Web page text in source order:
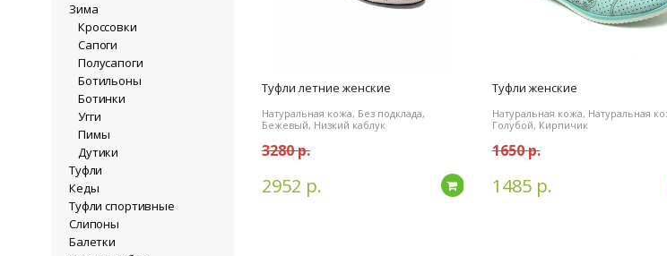
Зима
Кроссовки
Сапоги
Полусапоги
Ботильоны
Ботинки
Угги
Пимы
Дутики
Туфли
Кеды
Туфли спортивные
Слипоны
Балетки
Туфли летние женские
Натуральная кожа, Без подклада,
Бежевый, Низкий каблук
3280 р.
2952 р. Подробнее
Туфли женские
Натуральная кожа, Натуральная
Голубой, Кирпичик
1650 р.
1485 р.